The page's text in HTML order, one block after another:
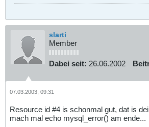
slarti
Member
Dabei seit: 26.06.2002
07.03.2003, 09:31
Resource id #4 is schonmal gut, dat is
mach mal echo mysql_error() am ende...